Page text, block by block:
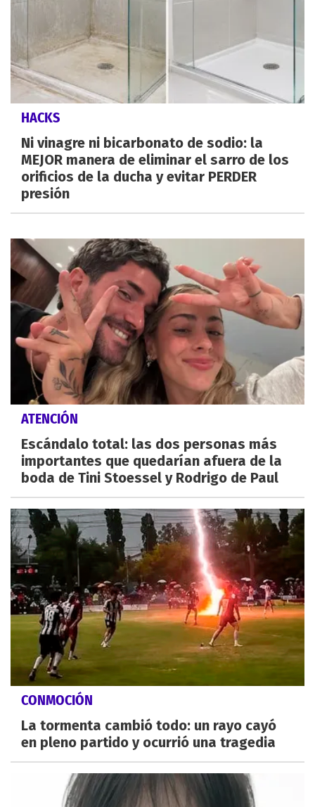
HACKS
Ni vinagre ni bicarbonato de sodio: la
MEJOR manera de eliminar el sarro de los
orificios de la ducha y evitar PERDER
presión
ATENCIÓN
Escándalo total: las dos personas más
importantes que quedarían afuera de la
boda de Tini Stoessel y Rodrigo de Paul
CONMOCIÓN
La tormenta cambió todo: un rayo cayó
en pleno partido y ocurrió una tragedia